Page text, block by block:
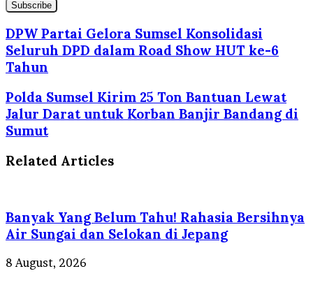
Email
address
DPW Partai Gelora Sumsel Konsolidasi
Seluruh DPD dalam Road Show HUT ke-6
Tahun
Polda Sumsel Kirim 25 Ton Bantuan Lewat
Jalur Darat untuk Korban Banjir Bandang di
Sumut
Related Articles
Banyak Yang Belum Tahu! Rahasia Bersihnya
Air Sungai dan Selokan di Jepang
8 August, 2026